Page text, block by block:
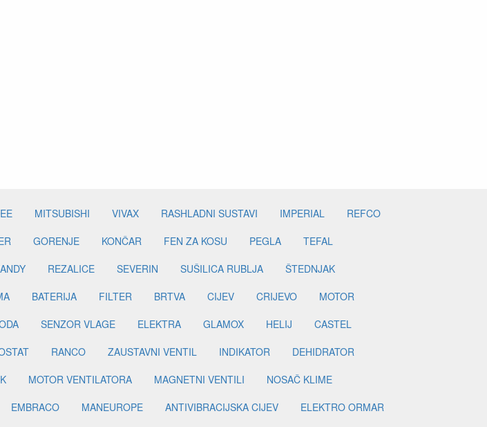
MITSUBISHI VIVAX RASHLADNI SUSTAVI IMPERIAL
REFCO
GORENJE KONČAR FEN ZA KOSU PEGLA
TEFAL
REZALICE SEVERIN SUŠILICA RUBLJA
ŠTEDNJAK
BATERIJA FILTER BRTVA CIJEV CRIJEVO
MOTOR
SENZOR VLAGE ELEKTRA GLAMOX HELIJ
CASTEL
RANCO ZAUSTAVNI VENTIL INDIKATOR
DEHIDRATOR
MOTOR VENTILATORA MAGNETNI VENTILI
NOSAČ KLIME
EMBRACO MANEUROPE ANTIVIBRACIJSKA CIJEV
ELEKTRO ORMAR